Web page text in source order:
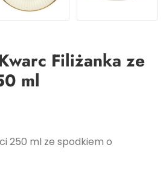
Filiżanka ze
ml
250 ml ze spodkiem o